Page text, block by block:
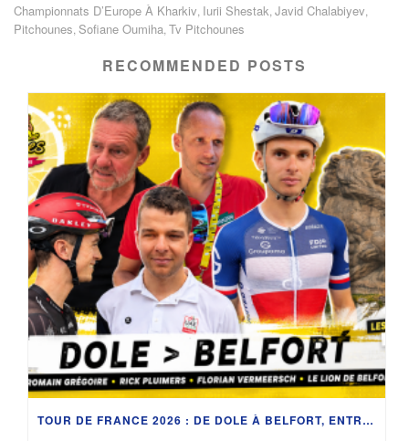
Championnats D’Europe À Kharkiv Iurii Shestak Javid Chalabiyev
Pitchounes Sofiane Oumiha Tv Pitchounes
RECOMMENDED POSTS
TOUR DE FRANCE 2026 : DE DOLE À BELFORT, ENTRE MAILLOT TRICOLORE, JEUNES TALENTS ET PATRIMOINE